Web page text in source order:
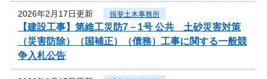
2026年2月17日更新 揖斐土木事務所
【建設工事】第維工災防7－1号 公共 土砂災害対策
（災害防除）（国補正）（債務）工事に関する一般競
争入札公告